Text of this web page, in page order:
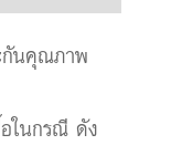
กันคุณภาพ
ในกรณี ดัง